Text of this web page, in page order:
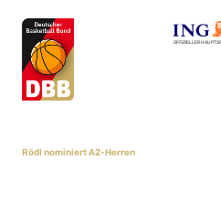
OFFIZIELLER
Rödl nominiert A2-Herren